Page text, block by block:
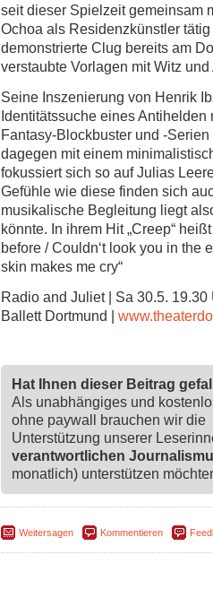
seit dieser Spielzeit gemeinsam
Ochoa als Residenzkünstler
demonstrierte Clug bereits am
verstaubte Vorlagen mit Witz
Seine Inszenierung von Henrik
Identitätssuche eines
Fantasy-Blockbuster und -
dagegen mit einem
fokussiert sich so auf Julias
Gefühle wie diese finden sich
musikalische Begleitung liegt
könnte. In ihrem Hit „Creep“
before / Couldn‘t look you in the
skin makes me cry“
Radio and Juliet | Sa 30.5.
Ballett Dortmund |
Hat Ihnen dieser Beitrag
Als unabhängiges und
ohne paywall brauchen wir die
Unterstützung unserer
verantwortlichen
monatlich) unterstützen
Weitersagen Kommentieren